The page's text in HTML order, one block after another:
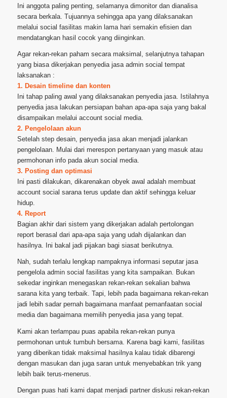
Ini anggota paling penting, selamanya dimonitor dan dianalisa
secara berkala. Tujuannya sehingga apa yang dilaksanakan
melalui social fasilitas makin lama hari semakin efisien dan
mendatangkan hasil cocok yang diinginkan.
Agar rekan-rekan paham secara maksimal, selanjutnya tahapan
yang biasa dikerjakan penyedia jasa admin social tempat
laksanakan :
1. Desain timeline dan konten
Ini tahap paling awal yang dilaksanakan penyedia jasa. Istilahnya
penyedia jasa lakukan persiapan bahan apa-apa saja yang bakal
disampaikan melalui account social media.
2. Pengelolaan akun
Setelah step desain, penyedia jasa akan menjadi jalankan
pengelolaan. Mulai dari merespon pertanyaan yang masuk atau
permohonan info pada akun social media.
3. Posting dan optimasi
Ini pasti dilakukan, dikarenakan obyek awal adalah membuat
account social sarana terus update dan aktif sehingga keluar
hidup.
4. Report
Bagian akhir dari sistem yang dikerjakan adalah pertolongan
report berasal dari apa-apa saja yang udah dijalankan dan
hasilnya. Ini bakal jadi pijakan bagi siasat berikutnya.
Nah, sudah terlalu lengkap nampaknya informasi seputar jasa
pengelola admin social fasilitas yang kita sampaikan. Bukan
sekedar inginkan menegaskan rekan-rekan sekalian bahwa
sarana kita yang terbaik. Tapi, lebih pada bagaimana rekan-rekan
jadi lebih sadar pernah bagaimana manfaat pemanfaatan social
media dan bagaimana memilih penyedia jasa yang tepat.
Kami akan terlampau puas apabila rekan-rekan punya
permohonan untuk tumbuh bersama. Karena bagi kami, fasilitas
yang diberikan tidak maksimal hasilnya kalau tidak dibarengi
dengan masukan dan juga saran untuk menyebabkan trik yang
lebih baik terus-menerus.
Dengan puas hati kami dapat menjadi partner diskusi rekan-rekan